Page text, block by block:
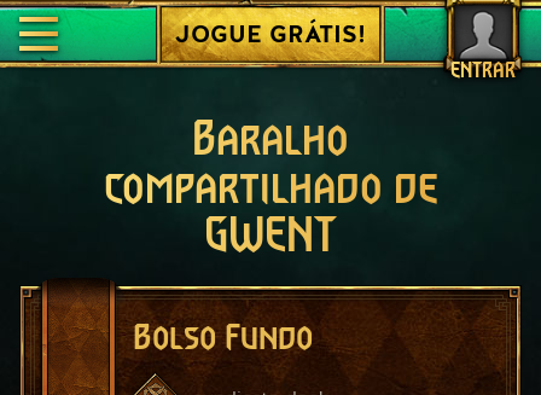
ENTRAR
JOGUE GRÁTIS!
Baralho
compartilhado de
GWENT
Bolso Fundo